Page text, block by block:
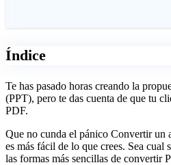
Índice
Te has pasado horas creando la
(PPT), pero te das cuenta de que tu
PDF.
Que no cunda el pánico Convertir
es más fácil de lo que crees. Sea cual
las formas más sencillas de convertir